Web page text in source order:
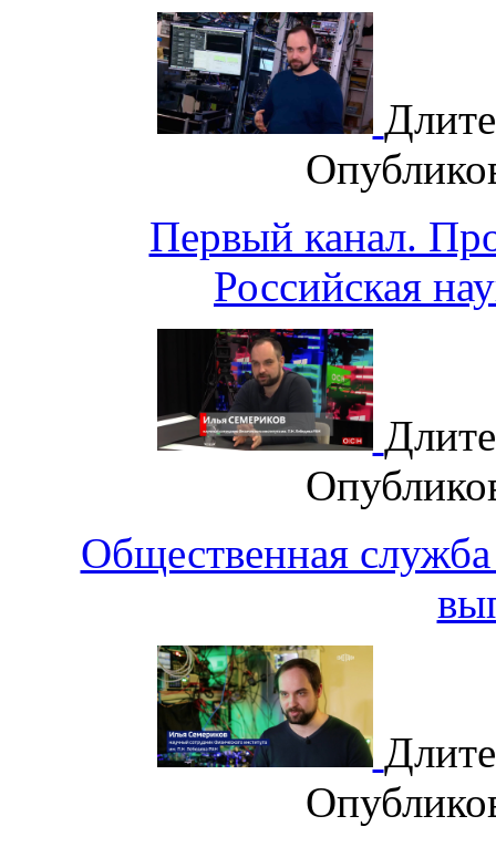
Первый канал.
Российская
Общественная